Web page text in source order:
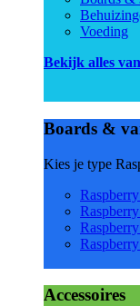
Voeding
Bekijk alles
Boards &
Kies je type
Accessoires